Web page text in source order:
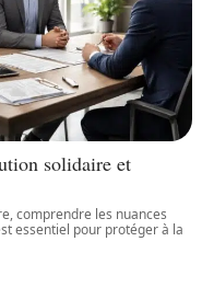
solidaire et
comprendre les nuances
essentiel pour protéger à la